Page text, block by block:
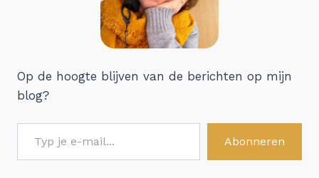
Op de hoogte blijven van de berichten op mijn
blog?
Typ je e-mail...
Abonneren